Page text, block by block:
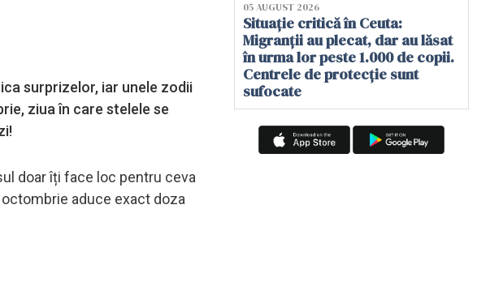
surprizelor, iar unele zodii
ziua în care stelele se
doar îți face loc pentru ceva
aduce exact doza
05 AUGUST 2026
Situație critică în Ceuta:
Migranții au plecat, dar au lăsat
în urma lor peste 1.000 de copii.
Centrele de protecție sunt
sufocate